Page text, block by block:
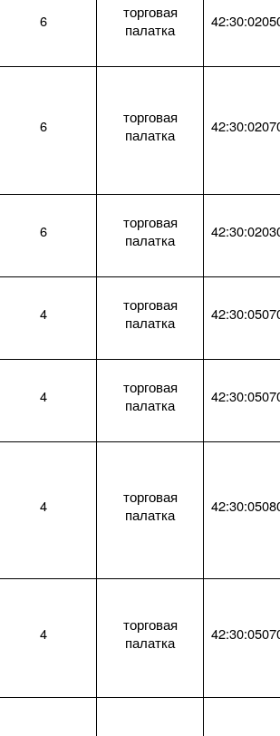
6
торговая
палатка
6
торговая
палатка
6
торговая
палатка
4
торговая
палатка
4
торговая
палатка
4
торговая
палатка
4
торговая
палатка